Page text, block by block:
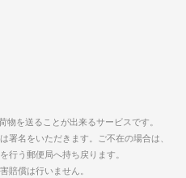
を送ることが出来るサービスです。
署名をいただきます。ご不在の場合は、
行う郵便局へ持ち戻ります。
賠償は行いません。